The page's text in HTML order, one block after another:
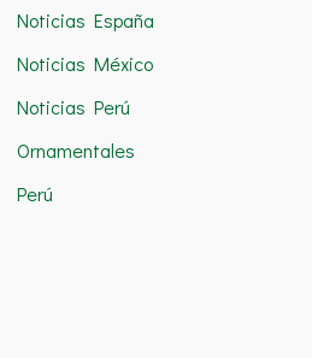
Noticias España
Noticias México
Noticias Perú
Ornamentales
Perú